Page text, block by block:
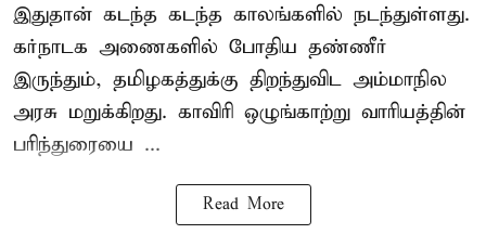
இதுதான் கடந்த கடந்த காலங்களில் நடந்துள்ளது.
கர்நாடக அணைகளில் போதிய தண்ணீர்
இருந்தும், தமிழகத்துக்கு திறந்துவிட அம்மாநில
அரசு மறுக்கிறது. காவிரி ஒழுங்காற்று வாரியத்தின்
பரிந்துரையை ...
Read More